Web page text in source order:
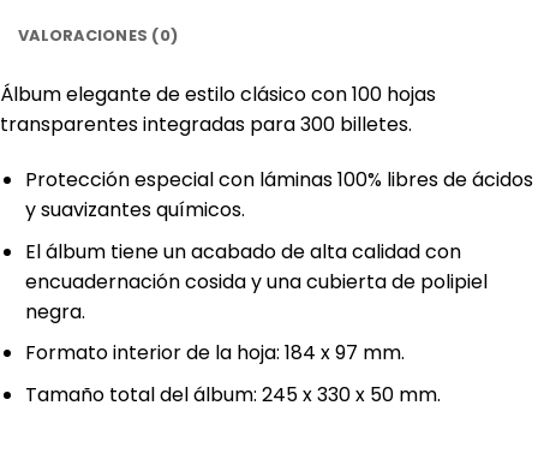
VALORACIONES (0)
Álbum elegante de estilo clásico con 100 hojas
transparentes integradas para 300 billetes.
Protección especial con láminas 100% libres de ácidos
y suavizantes químicos.
El álbum tiene un acabado de alta calidad con
encuadernación cosida y una cubierta de polipiel
negra.
Formato interior de la hoja: 184 x 97 mm.
Tamaño total del álbum: 245 x 330 x 50 mm.